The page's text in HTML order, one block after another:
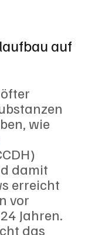
auf
wie
damit
erreicht
vor
Jahren.
das